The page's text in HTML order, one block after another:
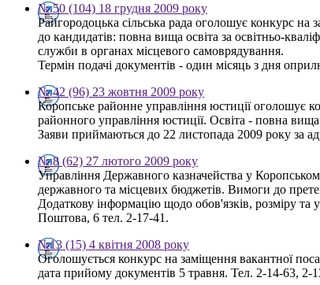
№ 50 (104) 18 грудня 2009 року
Райгородоцька сільська рада оголошує конкурс на
до кандидатів: повна вища освіта за освітньо-
служби в органах місцевого самоврядування.
Термін подачі документів - один місяць з дня
№ 42 (96) 23 жовтня 2009 року
Коропське районне управління юстиції оголошує
районного управління юстиції. Освіта - повна
Заяви приймаються до 22 листопада 2009 року за
№ 8 (62) 27 лютого 2009 року
Управління Державного казначейства у
державного та місцевих бюджетів. Вимоги до
Додаткову інформацію щодо обов'язків, розміру та
Поштова, 6 тел. 2-17-41.
№13 (15) 4 квітня 2008 року
Оголошується конкурс на заміщення вакантної
дата прийому документів 5 травня. Тел. 2-14-63, 2-